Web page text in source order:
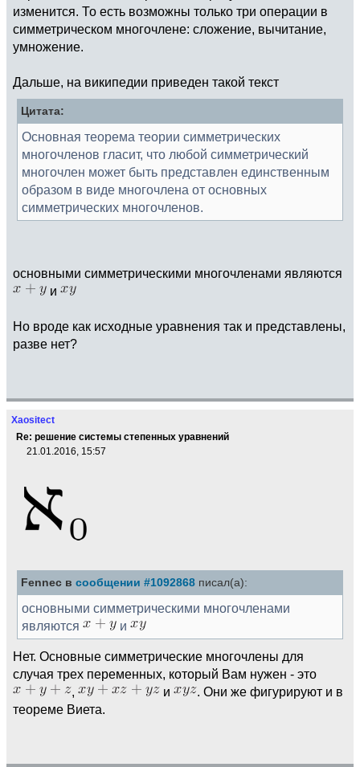
изменится. То есть возможны только три операции в
симметрическом многочлене: сложение, вычитание,
умножение.
Дальше, на википедии приведен такой текст
Цитата:
Основная теорема теории симметрических
многочленов гласит, что любой симметрический
многочлен может быть представлен единственным
образом в виде многочлена от основных
симметрических многочленов.
основными симметрическими многочленами являются
и
Но вроде как исходные уравнения так и представлены,
разве нет?
Xaositect
Re: решение системы степенных уравнений
21.01.2016, 15:57
Fennec в сообщении #1092868 писал(а):
основными симметрическими многочленами
являются
и
Нет. Основные симметрические многочлены для
случая трех переменных, который Вам нужен - это
,
и
. Они же фигурируют и в
теореме Виета.